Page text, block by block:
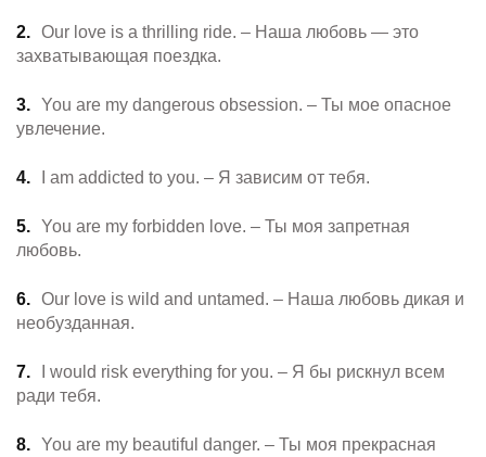
Our love is a thrilling ride. – Наша любовь — это
захватывающая поездка.
You are my dangerous obsession. – Ты мое опасное
увлечение.
I am addicted to you. – Я зависим от тебя.
You are my forbidden love. – Ты моя запретная
любовь.
Our love is wild and untamed. – Наша любовь дикая и
необузданная.
I would risk everything for you. – Я бы рискнул всем
ради тебя.
You are my beautiful danger. – Ты моя прекрасная